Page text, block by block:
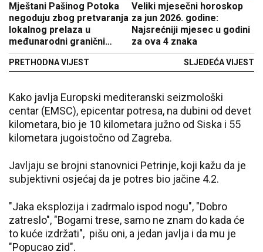
Mještani Pašinog Potoka
negoduju zbog pretvaranja
lokalnog prelaza u
međunarodni granični
prelaz
PRETHODNA VIJEST
Veliki mjesečni horoskop
za jun 2026. godine:
Najsrećniji mjesec u godini
za ova 4 znaka
SLJEDEĆA VIJEST
Kako javlja Europski mediteranski seizmološki
centar (EMSC), epicentar potresa, na dubini od devet
kilometara, bio je 10 kilometara južno od Siska i 55
kilometara jugoistočno od Zagreba.
Javljaju se brojni stanovnici Petrinje, koji kažu da je
subjektivni osjećaj da je potres bio jačine 4.2.
"Jaka eksplozija i zadrmalo ispod nogu", "Dobro
zatreslo", "Bogami trese, samo ne znam do kada će
to kuće izdržati", pišu oni, a jedan javlja i da mu je
"Popucao zid".